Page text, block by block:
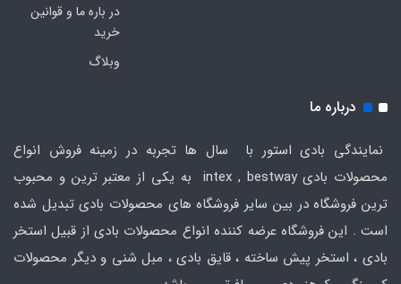
در باره ما و قوانین
خرید
وبلاگ
درباره ما
نمایندگی بادی استور با سال ها تجربه در زمینه فروش انواع
محصولات بادی intex , bestway به یکی از معتبر ترین و محبوب
ترین فروشگاه در بین سایر فروشگاه های محصولات بادی تبدیل شده
است . این فروشگاه عرضه کننده انواع محصولات بادی از قبیل استخر
بادی ، استخر پیش ساخته ، قایق بادی ، مبل شنی و دیگر محصولات